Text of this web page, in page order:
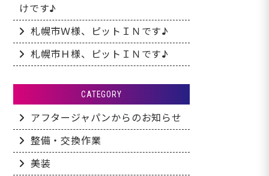
けです♪
札幌市Ｗ様、ピットＩＮです♪
札幌市Ｈ様、ピットＩＮです♪
CATEGORY
アフタージャパンからのお知らせ
整備・交換作業
美装